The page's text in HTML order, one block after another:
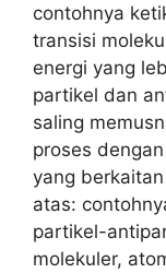
contohnya
transisi
energi yang
partikel dan
saling
proses
yang
atas:
partikel-
molekuler,